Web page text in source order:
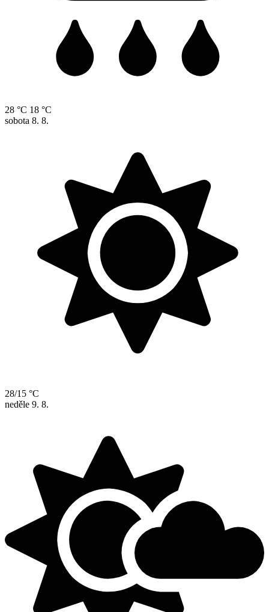
28 °C 18 °C
sobota 8. 8.
28/15 °C
neděle 9. 8.